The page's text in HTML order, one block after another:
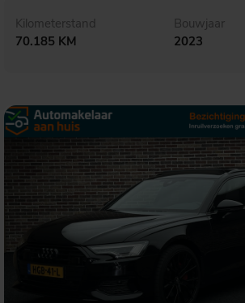
Kilometerstand
70.185 KM
Bouwjaar
2023